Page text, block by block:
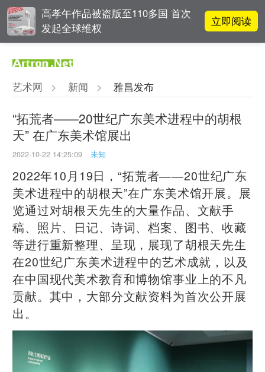
高孝午作品被盗版至110多国 首次
发起全球维权
立即阅读
影响力榜单
对话 | 在开放和自由中确立艺术价
值
李铁夫冯钢百领衔 作为群体的早期
粤籍留美艺术家
艺术网 > 新闻 > 雅昌发布
“拓荒者——20世纪广东美术进程中的胡根
天” 在广东美术馆展出
2022-10-22 14:25:09 未知
2022年10月19日，“拓荒者——20世纪广东
美术进程中的胡根天”在广东美术馆开展。展
览通过对胡根天先生的大量作品、文献手
稿、照片、日记、诗词、档案、图书、收藏
等进行重新整理、呈现，展现了胡根天先生
在20世纪广东美术进程中的艺术成就，以及
在中国现代美术教育和博物馆事业上的不凡
贡献。其中，大部分文献资料为首次公开展
出。